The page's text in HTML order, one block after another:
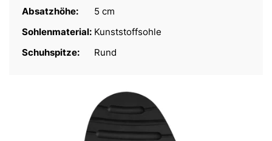
Absatzhöhe:
5 cm
Sohlenmaterial: Kunststoffsohle
Schuhspitze:
Rund